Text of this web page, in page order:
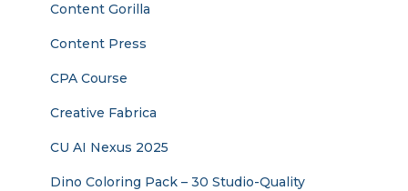
Content Gorilla
Content Press
CPA Course
Creative Fabrica
CU AI Nexus 2025
Dino Coloring Pack – 30 Studio-Quality